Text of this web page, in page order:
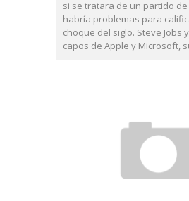
si se tratara de un partido
habría problemas para
choque del siglo. Steve Jobs
capos de Apple y Microsoft,